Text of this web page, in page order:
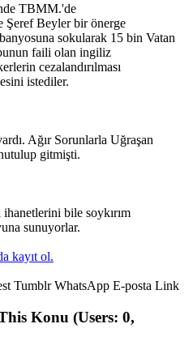
TBMM.'de
Beyler bir önerge
sokularak 15 bin Vatan
faili olan ingiliz
cezalandırılması
istediler.
Ağır Sorunlarla Uğraşan
gitmişti.
bile soykırım
sunuyorlar.
kayıt ol.
Tumblr WhatsApp E-posta Link
Konu (Users: 0,